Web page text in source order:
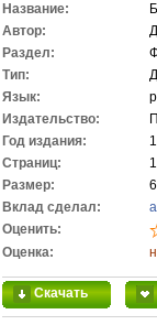
Название:
Автор:
Раздел:
Тип:
Язык:
Издательство:
Год издания:
Cтраниц:
Размер:
Вклад сделал:
Оценить:
Оценка:
Скачать